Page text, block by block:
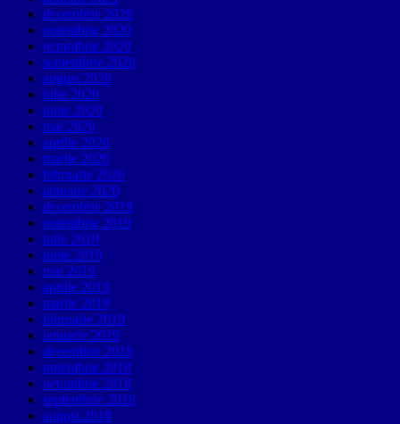
decembrie 2020
noiembrie 2020
octombrie 2020
septembrie 2020
august 2020
iulie 2020
iunie 2020
mai 2020
aprilie 2020
martie 2020
februarie 2020
ianuarie 2020
decembrie 2019
noiembrie 2019
iulie 2019
iunie 2019
mai 2019
aprilie 2019
martie 2019
februarie 2019
ianuarie 2019
decembrie 2018
noiembrie 2018
octombrie 2018
septembrie 2018
august 2018